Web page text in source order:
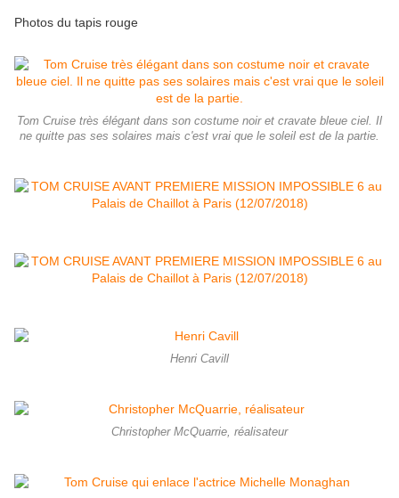
Photos du tapis rouge
Tom Cruise très élégant dans son costume noir et cravate bleue ciel. Il
ne quitte pas ses solaires mais c'est vrai que le soleil est de la partie.
Henri Cavill
Christopher McQuarrie, réalisateur